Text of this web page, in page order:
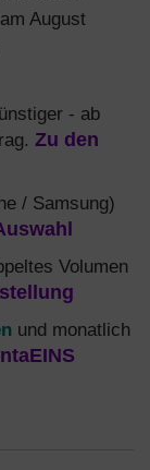
August
- ab
Zu den
/ Samsung)
Volumen
und monatlich